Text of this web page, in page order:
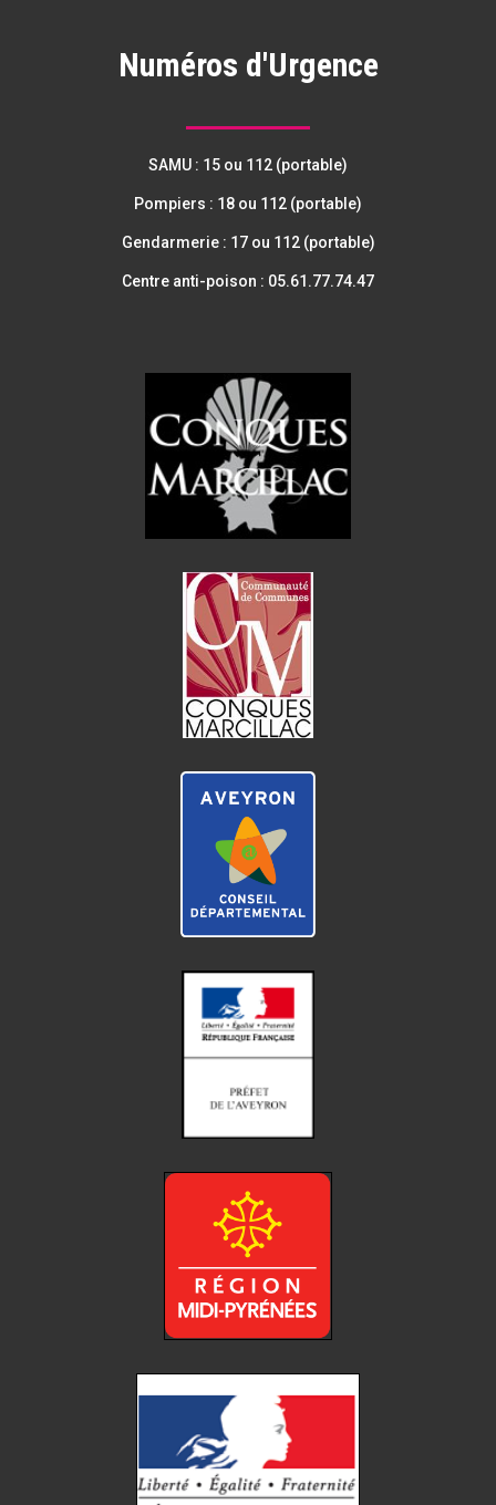
Numéros d'Urgence
SAMU : 15 ou 112 (portable)
Pompiers : 18 ou 112 (portable)
Gendarmerie : 17 ou 112 (portable)
Centre anti-poison : 05.61.77.74.47